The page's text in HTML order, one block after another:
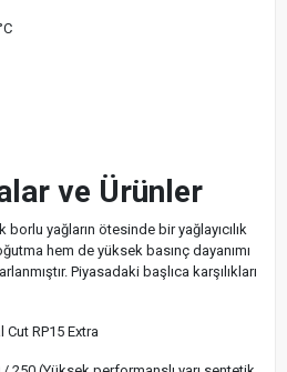
ve Ürünler
borlu yağların ötesinde bir yağlayıcılık
hem de yüksek basınç dayanımı
Piyasadaki başlıca karşılıkları
Cut RP15 Extra